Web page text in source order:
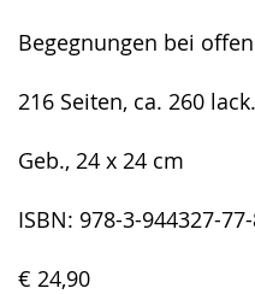
Begegnungen bei
216 Seiten, ca. 260
Geb., 24 x 24 cm
ISBN: 978-3-944327-
€ 24,90